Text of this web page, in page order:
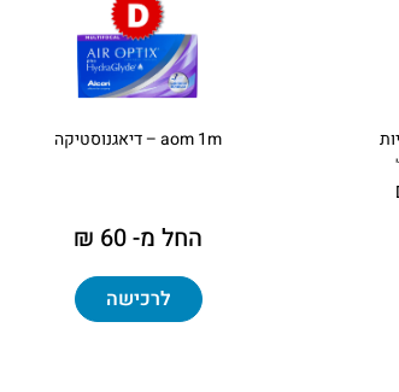
aom 1m – דיאגנוסטיקה
החל מ- 60 ₪
לרכישה